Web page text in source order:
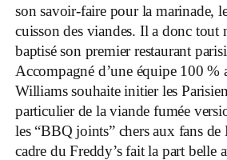
son savoir-faire pour la marinade,
cuisson des viandes. Il a donc tout
baptisé son premier restaurant
Accompagné d’une équipe 100 %
Williams souhaite initier les
particulier de la viande fumée
les “BBQ joints” chers aux fans
cadre du Freddy’s fait la part belle